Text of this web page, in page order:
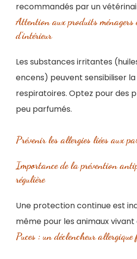
recommandés par un
Attention aux produits ménagers
d’intérieur
Les substances irritantes
encens) peuvent sensibiliser la
respiratoires. Optez pour des
peu parfumés.
Prévenir les allergies liées aux
Importance de la prévention
régulière
Une protection continue est
même pour les animaux vivant
Puces : un déclencheur allergique